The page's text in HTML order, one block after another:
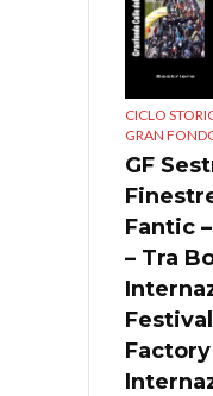
CICLO
GRAN
GF
Fantic
– Tra
Factory